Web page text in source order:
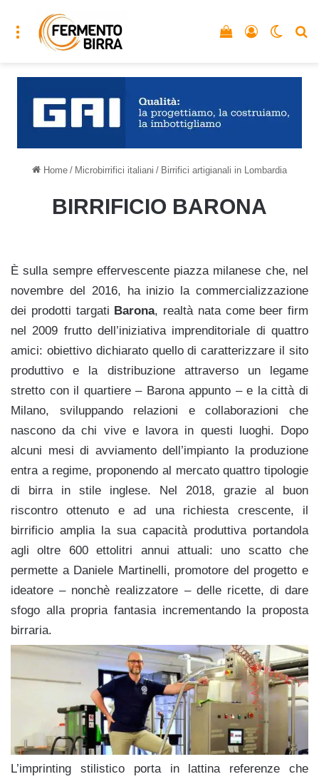
Menu Accedi
Vedi il carrello
Home / Microbirrifici italiani / Birrifici artigianali in Lombardia
BIRRIFICIO BARONA
È sulla sempre effervescente piazza milanese che, nel
novembre del 2016, ha inizio la commercializzazione
dei prodotti targati Barona, realtà nata come beer firm
nel 2009 frutto dell’iniziativa imprenditoriale di quattro
amici: obiettivo dichiarato quello di caratterizzare il sito
produttivo e la distribuzione attraverso un legame
stretto con il quartiere – Barona appunto – e la città di
Milano, sviluppando relazioni e collaborazioni che
nascono da chi vive e lavora in questi luoghi. Dopo
alcuni mesi di avviamento dell’impianto la produzione
entra a regime, proponendo al mercato quattro tipologie
di birra in stile inglese. Nel 2018, grazie al buon
riscontro ottenuto e ad una richiesta crescente, il
birrificio amplia la sua capacità produttiva portandola
agli oltre 600 ettolitri annui attuali: uno scatto che
permette a Daniele Martinelli, promotore del progetto e
ideatore – nonchè realizzatore – delle ricette, di dare
sfogo alla propria fantasia incrementando la proposta
birraria.
L’imprinting stilistico porta in lattina referenze che